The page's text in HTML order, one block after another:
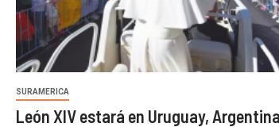
SURAMERICA
León XIV estará en Uruguay,